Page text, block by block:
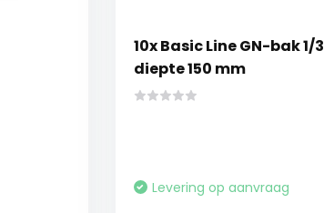
10x Basic Line GN-bak 1/3
diepte 150 mm
Levering op aanvraag